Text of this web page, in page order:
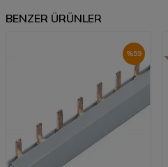
BENZER ÜRÜNLER
%59